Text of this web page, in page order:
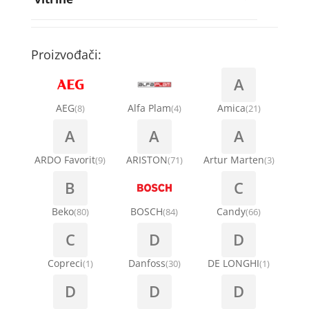
Ručice za vrata za veš mašinu
Šarke za veš mašine
Stakla i okviri vrata za veš mašinu
Termostati i hidrostati za veš mašine
Točkići za sudo mašine
Kompresori za klima uređaje
Kondenz creva
Nosači za klimu
Ostali materijal za montažu klima uređaja
Proizvođači:
AEG(8) Alfa Plam(4)
A
Amica(21)
A
ARDO Favorit(9)
A
ARISTON(71)
A
Artur Marten(3)
B
Beko(80) BOSCH(84)
C
Candy(66)
C
Copreci(1)
D
Danfoss(30)
D
DE LONGHI(1)
D D D